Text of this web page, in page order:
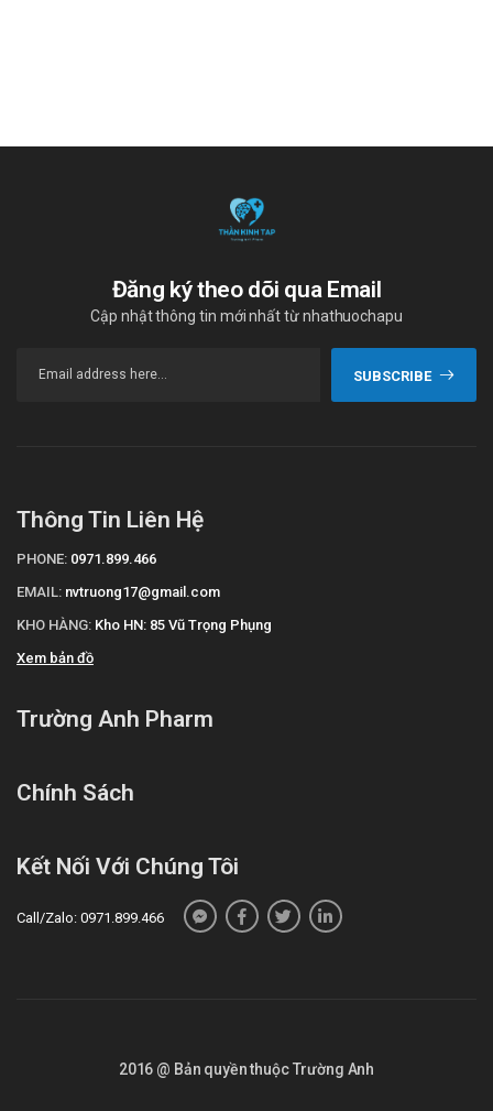
Đăng ký theo dõi qua Email
Cập nhật thông tin mới nhất từ nhathuochapu
SUBSCRIBE
Thông Tin Liên Hệ
PHONE: 0971.899.466
EMAIL: nvtruong17@gmail.com
KHO HÀNG: Kho HN: 85 Vũ Trọng Phụng
Xem bản đồ
Trường Anh Pharm
Chính Sách
Kết Nối Với Chúng Tôi
Call/Zalo: 0971.899.466
2016 @ Bản quyền thuộc Trường Anh